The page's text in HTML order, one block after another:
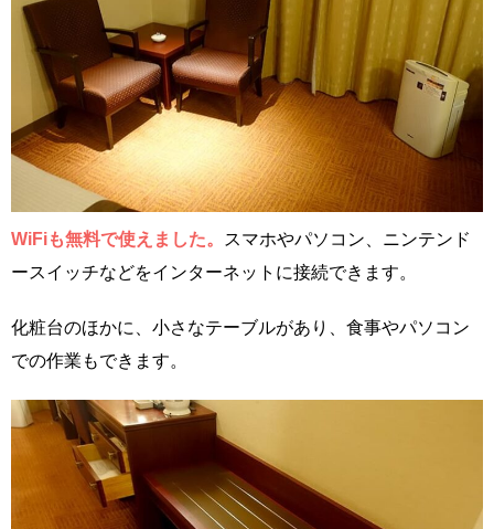
WiFiも無料で使えました。
スマホやパソコン、ニンテンド
ースイッチなどをインターネットに接続できます。
化粧台のほかに、小さなテーブルがあり、食事やパソコン
での作業もできます。